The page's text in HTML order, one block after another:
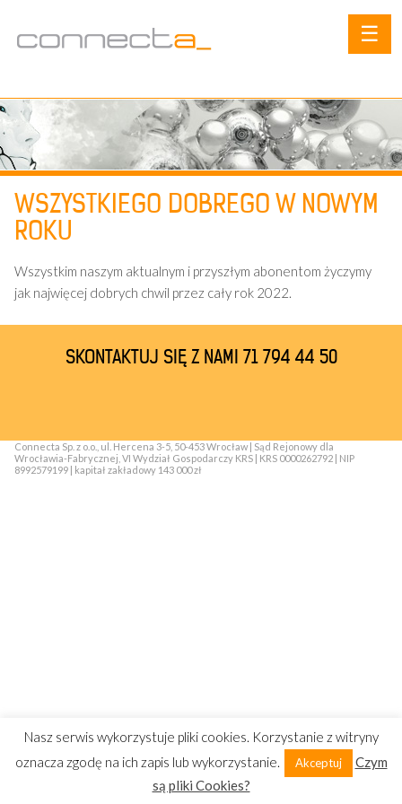
☰
WSZYSTKIEGO DOBREGO W NOWYM
ROKU
Wszystkim naszym aktualnym i przyszłym abonentom życzymy
jak najwięcej dobrych chwil przez cały rok 2022.
SKONTAKTUJ SIĘ Z NAMI 71 794 44 50
Connecta Sp. z o.o., ul. Hercena 3-5, 50-453 Wrocław | Sąd Rejonowy dla
Wrocławia-Fabrycznej, VI Wydział Gospodarczy KRS | KRS 0000262792 | NIP
8992579199 | kapitał zakładowy 143 000 zł
Nasz serwis wykorzystuje pliki cookies. Korzystanie z witryny
oznacza zgodę na ich zapis lub wykorzystanie.
Akceptuj
Czym
są pliki Cookies?